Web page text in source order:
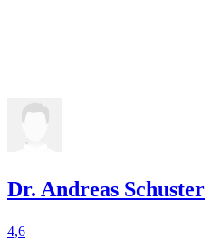
Dr. Andreas Schuster
4,6